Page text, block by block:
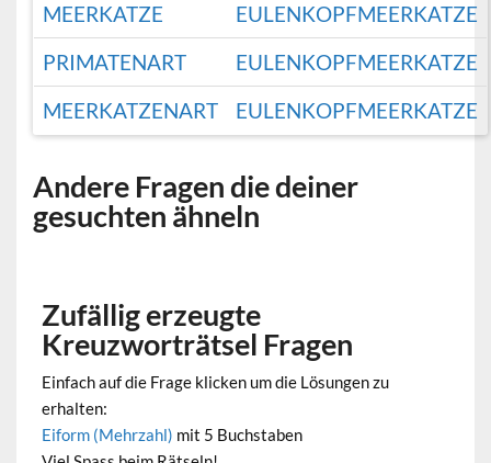
MEERKATZE
EULENKOPFMEERKATZE
PRIMATENART
EULENKOPFMEERKATZE
MEERKATZENART
EULENKOPFMEERKATZE
Andere Fragen die deiner
gesuchten ähneln
Zufällig erzeugte
Kreuzworträtsel Fragen
Einfach auf die Frage klicken um die Lösungen zu
erhalten:
Eiform (Mehrzahl) mit 5 Buchstaben